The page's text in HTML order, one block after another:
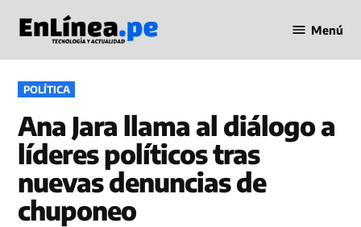
contenido
en Línea
Menú
PUBLICADO
EN
POLÍTICA
Ana Jara llama al diálogo a
líderes políticos tras
nuevas denuncias de
chuponeo